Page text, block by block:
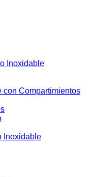
Inoxidable
con Compartimientos
Inoxidable